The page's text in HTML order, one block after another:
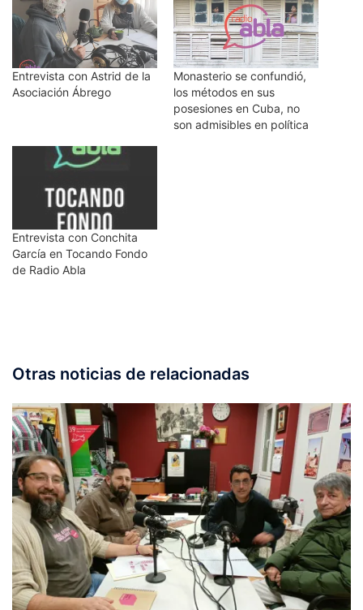
Entrevista con Astrid de la
Asociación Ábrego
Monasterio se confundió,
los métodos en sus
posesiones en Cuba, no
son admisibles en política
Entrevista con Conchita
García en Tocando Fondo
de Radio Abla
Otras noticias de relacionadas